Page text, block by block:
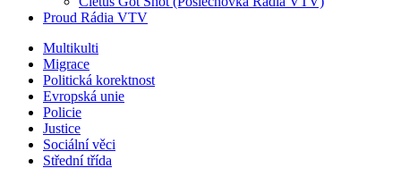
Proud Rádia VTV
Sub
menu
Multikulti
Migrace
Politická korektnost
Evropská unie
Policie
Justice
Sociální věci
Střední třída